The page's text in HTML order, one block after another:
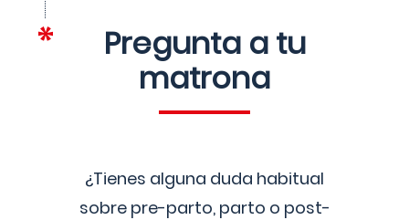
Pregunta a tu
matrona
¿Tienes alguna duda habitual
sobre pre-parto, parto o post-